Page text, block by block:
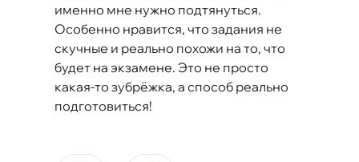
именно мне нужно подтянуться.
Особенно нравится, что задания не
скучные и реально похожи на то, что
будет на экзамене. Это не просто
какая-то зубрёжка, а способ реально
подготовиться!